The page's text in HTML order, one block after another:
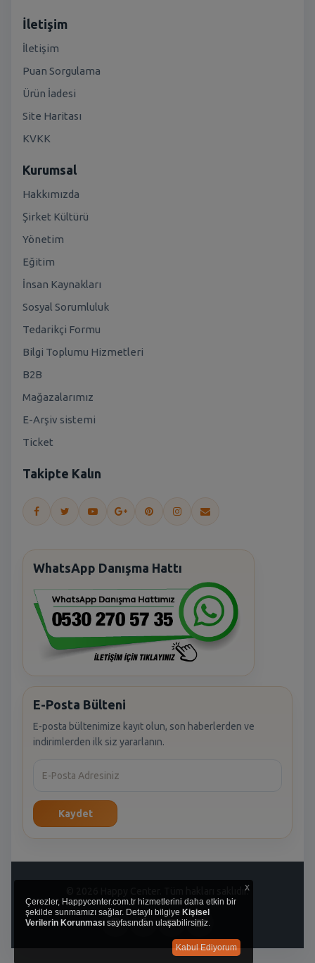
İletişim
İletişim
Puan Sorgulama
Ürün İadesi
Site Haritası
KVKK
Kurumsal
Hakkımızda
Şirket Kültürü
Yönetim
Eğitim
İnsan Kaynakları
Sosyal Sorumluluk
Tedarikçi Formu
Bilgi Toplumu Hizmetleri
B2B
Mağazalarımız
E-Arşiv sistemi
Ticket
Takipte Kalın
WhatsApp Danışma Hattı
E-Posta Bülteni
E-posta bültenimize kayıt olun, son haberlerden ve
indirimlerden ilk siz yararlanın.
Kaydet
© 2026 Happy Center. Tüm hakları saklıdır.
x
Çerezler, Happycenter.com.tr hizmetlerini daha etkin bir
şekilde sunmamızı sağlar. Detaylı bilgiye Kişisel
Verilerin Korunması sayfasından ulaşabilirsiniz.
Kabul Ediyorum